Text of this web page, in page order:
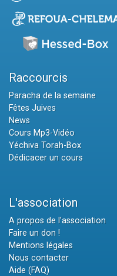
Raccourcis
Paracha de la semaine
Fêtes Juives
News
Cours Mp3-Vidéo
Yéchiva Torah-Box
Dédicacer un cours
L'association
A propos de l'association
Faire un don !
Mentions légales
Nous contacter
Aide (FAQ)